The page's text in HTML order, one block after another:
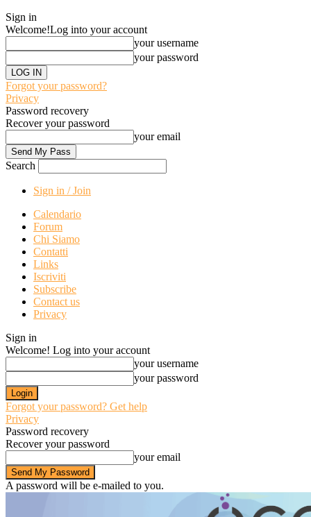
Sign in
Welcome!Log into your account
your username
your password
Forgot your password?
Privacy
Password recovery
Recover your password
your email
Search
Sign in / Join
Calendario
Forum
Chi Siamo
Contatti
Links
Iscriviti
Subscribe
Contact us
Privacy
Sign in
Welcome! Log into your account
your username
your password
Forgot your password? Get help
Privacy
Password recovery
Recover your password
your email
A password will be e-mailed to you.